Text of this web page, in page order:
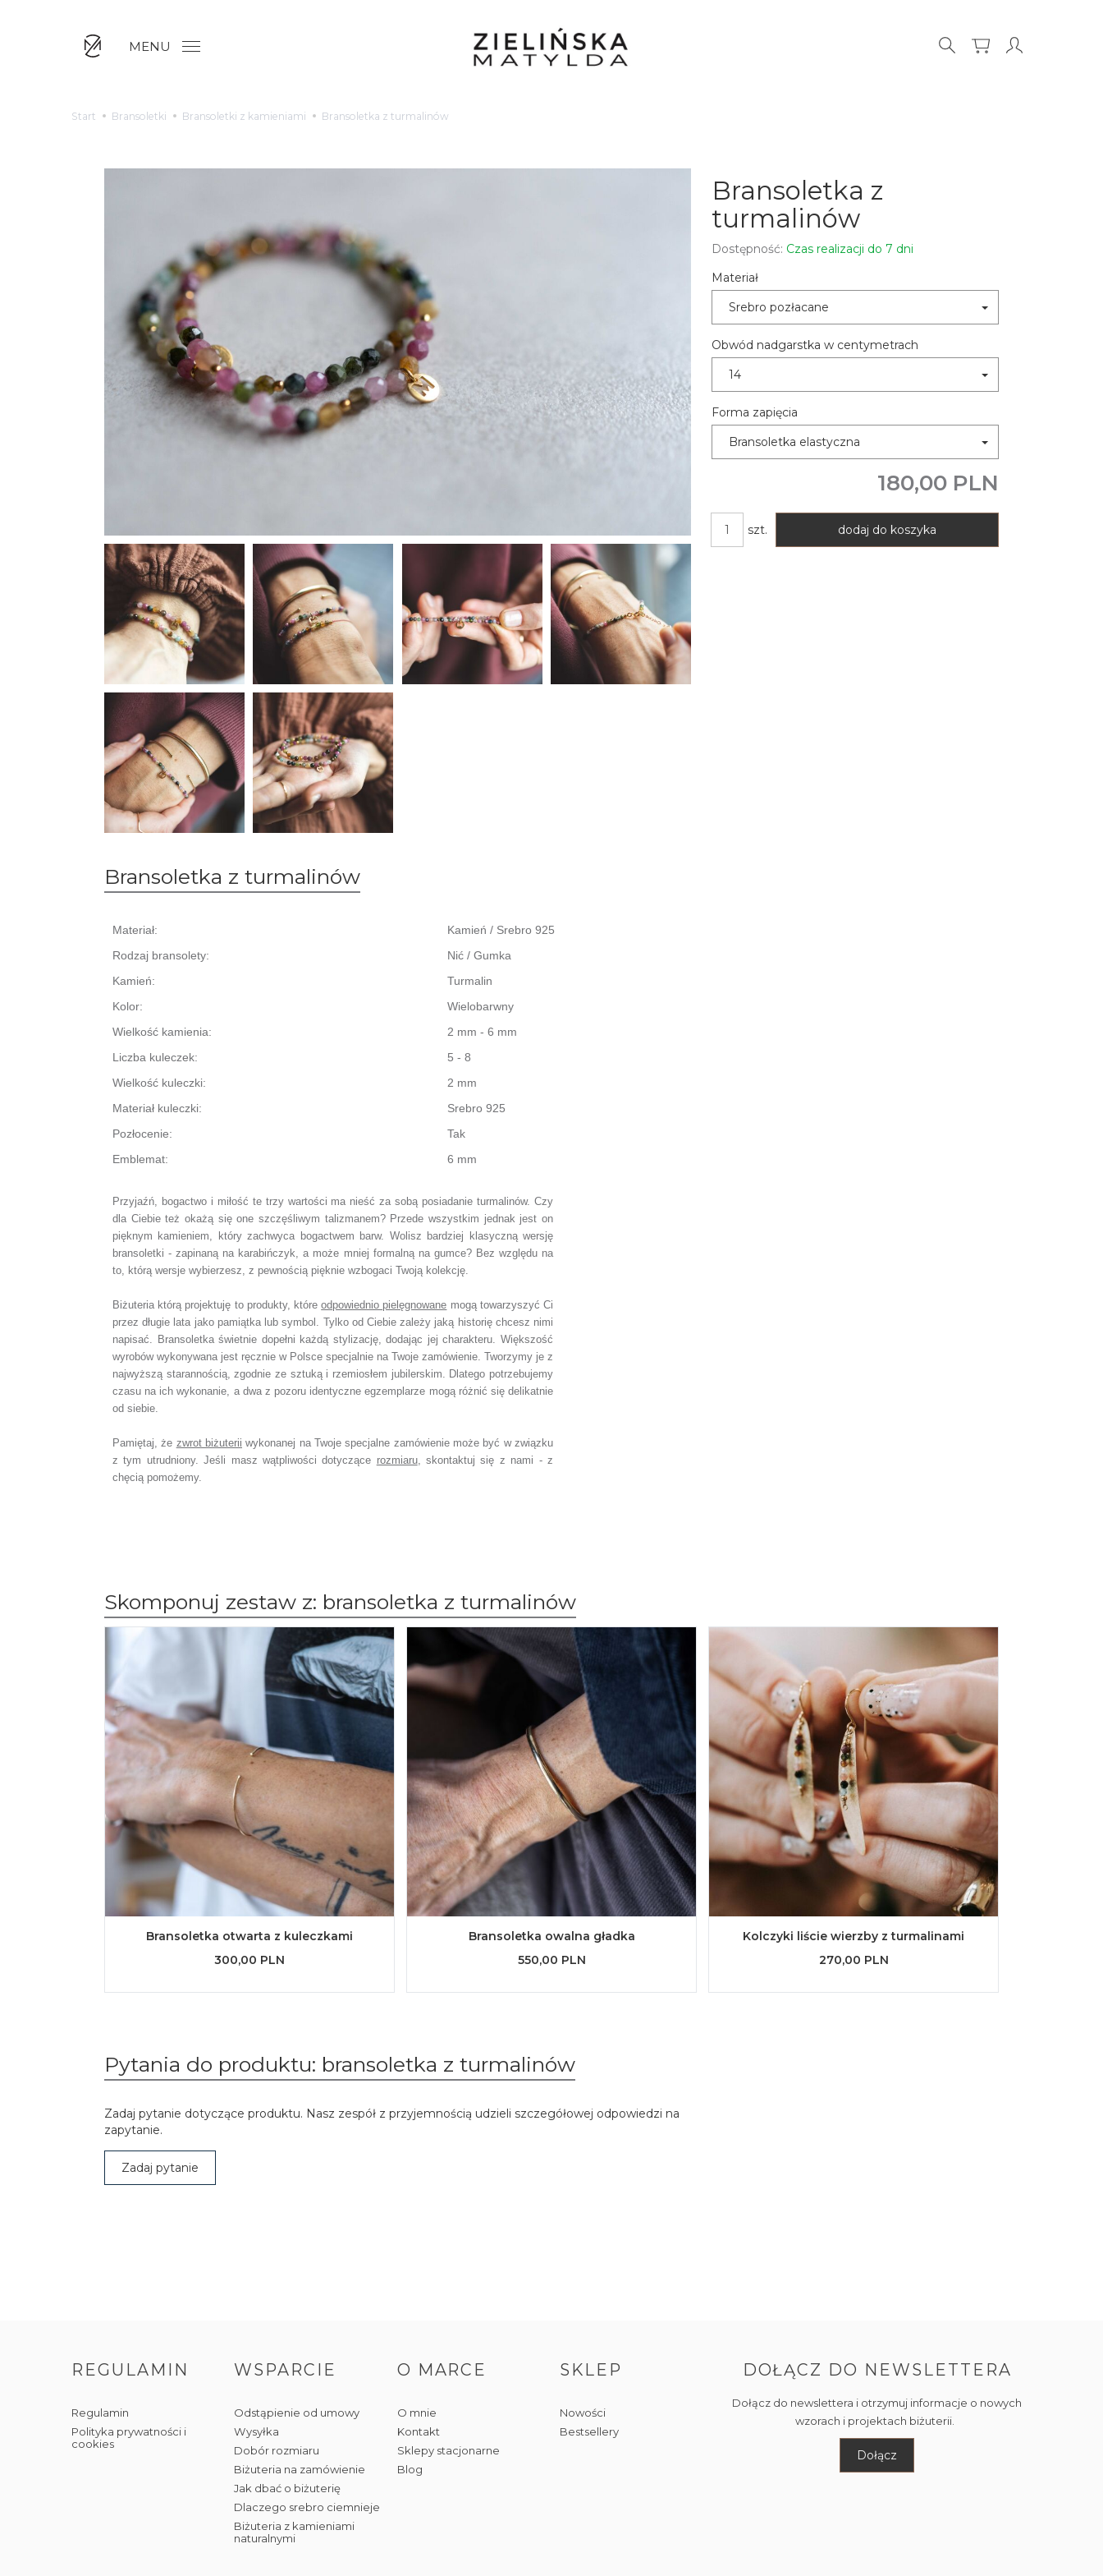
MENU
Start Bransoletki Bransoletki z kamieniami Bransoletka z turmalinów
Bransoletka z
turmalinów
Dostępność: Czas realizacji do 7 dni
Materiał
Srebro pozłacane
Obwód nadgarstka w centymetrach
14
Forma zapięcia
Bransoletka elastyczna
180,00 PLN
szt. dodaj do koszyka
Bransoletka z turmalinów
Materiał:
Kamień / Srebro 925
Rodzaj bransolety:
Nić / Gumka
Kamień:
Turmalin
Kolor:
Wielobarwny
Wielkość kamienia:
2 mm - 6 mm
Liczba kuleczek:
5 - 8
Wielkość kuleczki:
2 mm
Materiał kuleczki:
Srebro 925
Pozłocenie:
Tak
Emblemat:
6 mm
Przyjaźń, bogactwo i miłość te trzy wartości ma nieść za sobą posiadanie turmalinów. Czy
dla Ciebie też okażą się one szczęśliwym talizmanem? Przede wszystkim jednak jest on
pięknym kamieniem, który zachwyca bogactwem barw. Wolisz bardziej klasyczną wersję
bransoletki - zapinaną na karabińczyk, a może mniej formalną na gumce? Bez względu na
to, którą wersje wybierzesz, z pewnością pięknie wzbogaci Twoją kolekcję.
Biżuteria którą projektuję to produkty, któreodpowiednio pielęgnowane mogą towarzyszyć Ci
przez długie lata jako pamiątka lub symbol. Tylko od Ciebie zależy jaką historię chcesz nimi
napisać. Bransoletka świetnie dopełni każdą stylizację, dodając jej charakteru.Większość
wyrobów wykonywana jest ręcznie w Polsce specjalnie na Twoje zamówienie. Tworzymy je z
najwyższą starannością, zgodnie ze sztuką i rzemiosłem jubilerskim. Dlatego potrzebujemy
czasu na ich wykonanie, a dwa z pozoru identyczne egzemplarze mogą różnić się delikatnie
od siebie.
Pamiętaj, że zwrot biżuterii wykonanej na Twoje specjalne zamówienie może być w związku
z tym utrudniony. Jeśli masz wątpliwości dotyczące rozmiaru,skontaktuj się z nami - z
chęcią pomożemy.
Skomponuj zestaw z: bransoletka z turmalinów
Bransoletka otwarta z kuleczkami
300,00 PLN
Bransoletka owalna gładka
550,00 PLN
Kolczyki liście wierzby z turmalinami
270,00 PLN
Pytania do produktu: bransoletka z turmalinów
Zadaj pytanie dotyczące produktu. Nasz zespół z przyjemnością udzieli szczegółowej odpowiedzi na
zapytanie.
Zadaj pytanie
REGULAMIN
Regulamin
Polityka prywatności i
cookies
WSPARCIE
Odstąpienie od umowy
Wysyłka
Dobór rozmiaru
Biżuteria na zamówienie
Jak dbać o biżuterię
Dlaczego srebro ciemnieje
Biżuteria z kamieniami
naturalnymi
O MARCE
O mnie
Kontakt
Sklepy stacjonarne
Blog
SKLEP
Nowości
Bestsellery
DOŁĄCZ DO NEWSLETTERA
Dołącz do newslettera i otrzymuj informacje o nowych
wzorach i projektach biżuterii.
Dołącz